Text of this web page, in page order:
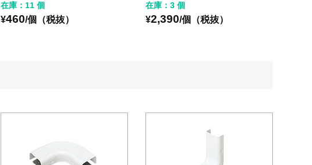
在庫：11 個
¥460/個（税抜）
在庫：3 個
¥2,390/個（税抜）